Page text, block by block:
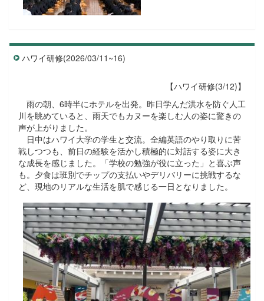
ハワイ研修(2026/03/11~16)
【ハワイ研修(3/12)】
雨の朝、6時半にホテルを出発。昨日学んだ洪水を防ぐ人工
川を眺めていると、雨天でもカヌーを楽しむ人の姿に驚きの
声が上がりました。
日中はハワイ大学の学生と交流。全編英語のやり取りに苦
戦しつつも、前日の経験を活かし積極的に対話する姿に大き
な成長を感じました。「学校の勉強が役に立った」と喜ぶ声
も。夕食は班別でチップの支払いやデリバリーに挑戦するな
ど、現地のリアルな生活を肌で感じる一日となりました。